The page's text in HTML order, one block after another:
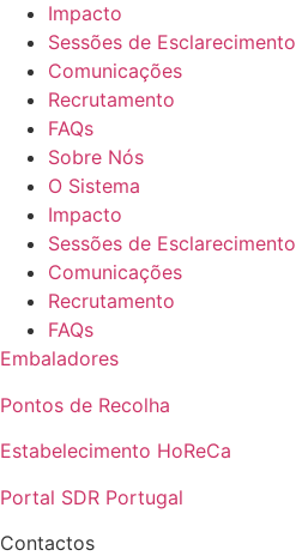
Impacto
Sessões de Esclarecimento
Comunicações
Recrutamento
FAQs
Sobre Nós
O Sistema
Impacto
Sessões de Esclarecimento
Comunicações
Recrutamento
FAQs
Embaladores
Pontos de Recolha
Estabelecimento HoReCa
Portal SDR Portugal
Contactos